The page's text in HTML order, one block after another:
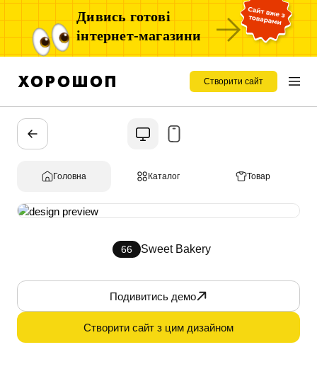
Дивись готові
інтернет-магазини
Створити сайт
Головна Каталог Товар
66 Sweet Bakery
Подивитись демо
Створити сайт з цим дизайном